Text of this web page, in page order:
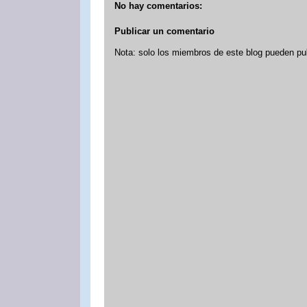
No hay comentarios:
Publicar un comentario
Nota: solo los miembros de este blog pueden